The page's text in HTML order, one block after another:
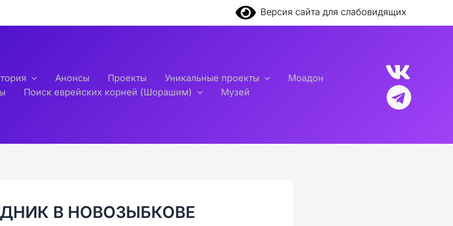
Версия сайта для слабовидящих
Анонсы Проекты Уникальные проекты
Моадон
Поиск еврейских корней (Шорашим) Музей
В НОВОЗЫБКОВЕ